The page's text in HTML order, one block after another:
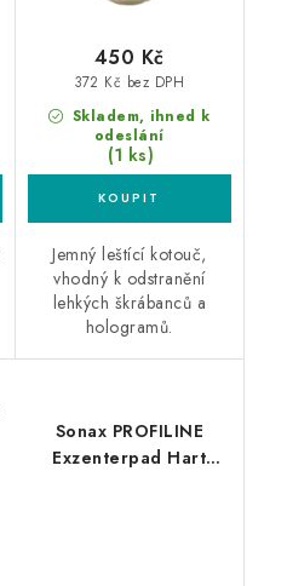
Skladem, ihned k
odeslání
(1 ks)
372 Kč bez DPH
450 Kč
Jemný leštící kotouč,
vhodný k odstranění
lehkých škrábanců a
hologramů.
Sonax PROFILINE
Exzenterpad Hart